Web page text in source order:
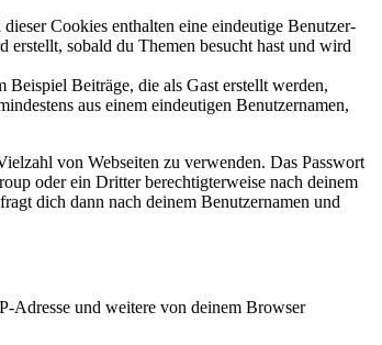
Cookies enthalten eine eindeutige Benutzer-
sobald du Themen besucht hast und wird
Beiträge, die als Gast erstellt werden,
aus einem eindeutigen Benutzernamen,
von Webseiten zu verwenden. Das Passwort
oder ein Dritter berechtigterweise nach deinem
dich dann nach deinem Benutzernamen und
Adresse und weitere von deinem Browser